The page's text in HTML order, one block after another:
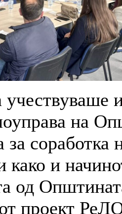
учествуваше
на
за
како и
од
проект